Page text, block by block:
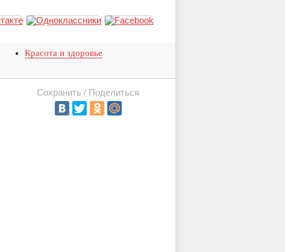
Красота и здоровье
Сохранить / Поделиться